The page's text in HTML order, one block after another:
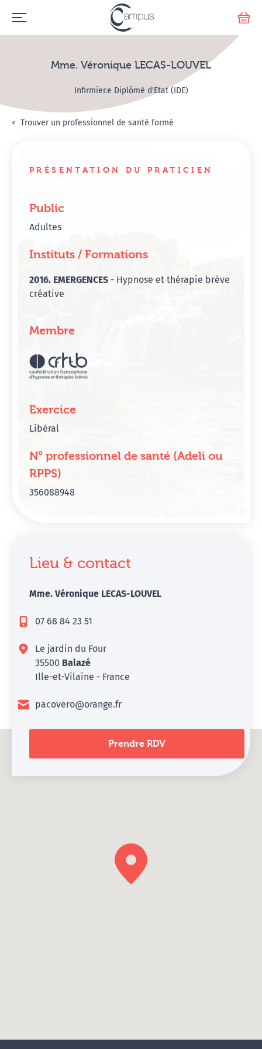
Mme. Véronique LECAS-LOUVEL
Infirmier.e Diplômé d'Etat (IDE)
Accueil
Annuaire Hypnosanté
Trouver un professionnel de santé formé
PRÉSENTATION DU PRATICIEN
Public
Adultes
Instituts / Formations
2016. EMERGENCES - Hypnose et thérapie brève
créative
Membre
Exercice
Libéral
N° professionnel de santé (Adeli ou
RPPS)
356088948
Lieu & contact
Mme. Véronique LECAS-LOUVEL
07 68 84 23 51
Le jardin du Four
35500 Balazé
Ille-et-Vilaine - France
pacovero@orange.fr
Prendre RDV